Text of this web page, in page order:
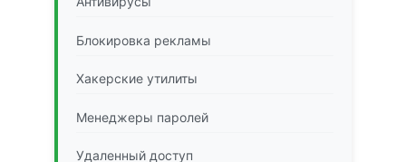
Блокировка рекламы
Хакерские утилиты
Менеджеры паролей
Удаленный доступ